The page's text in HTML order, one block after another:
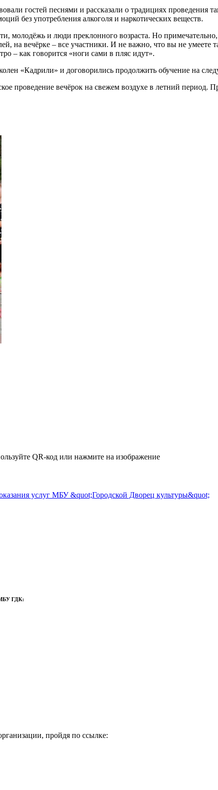
гостей песнями и рассказали о традициях проведения
без употребления алкоголя и наркотических веществ.
молодёжь и люди преклонного возраста. Но
на вечёрке – все участники. И не важно, что вы не
– как говорится «ноги сами в пляс идут».
«Кадрили» и договорились продолжить обучение на
проведение вечёрок на свежем воздухе в летний период.
QR-код или нажмите на изображение
ГДК:
пройдя по ссылке: